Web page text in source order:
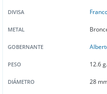
DIVISA
METAL
GOBERNANTE
PESO 12.6 g.
DIÁMETRO 28